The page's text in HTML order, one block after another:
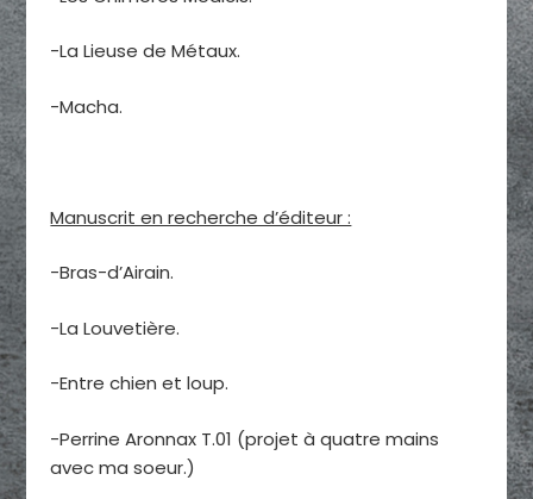
-La Lieuse de Métaux.
-Macha.
Manuscrit en recherche d’éditeur :
-Bras-d’Airain.
-La Louvetière.
-Entre chien et loup.
-Perrine Aronnax T.01 (projet à quatre mains
avec ma soeur.)